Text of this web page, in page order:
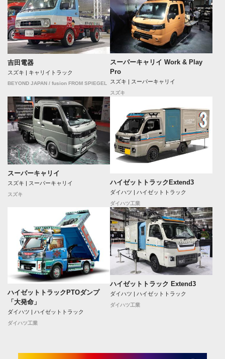
吉田電器
スズキ | キャリイトラック
BEYOND JAPAN / fusion FROM SPIEGEL
スーパーキャリイ Work & Play
Pro
スズキ | スーパーキャリイ
スズキ
スーパーキャリイ
スズキ | スーパーキャリイ
スズキ
ハイゼットトラックExtend3
ダイハツ | ハイゼットトラック
ダイハツ工業
ハイゼットトラックPTOダンプ
「大発命」
ダイハツ | ハイゼットトラック
ダイハツ工業
ハイゼットトラック Extend3
ダイハツ | ハイゼットトラック
ダイハツ工業